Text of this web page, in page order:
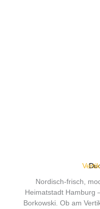
Nordisch-frisch,
Heimatstadt Hamburg
Borkowski. Ob am